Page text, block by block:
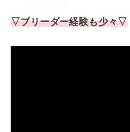
▽ブリーダー経験も少々▽